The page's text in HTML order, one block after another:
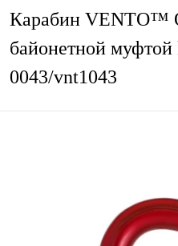
Карабин VENTO™
байонетной
0043/vnt1043